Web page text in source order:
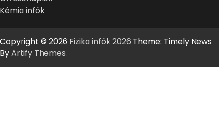
Kémia infók
Copyright © 2026 Fizika infók 2026 Theme: Timely News
ByArtify Themes.